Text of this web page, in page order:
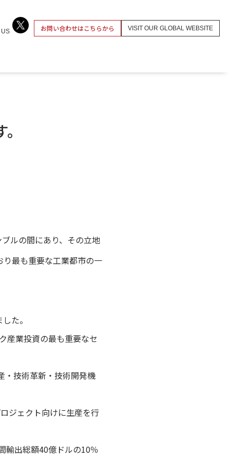
US お問い合わせはこちらから VISIT OUR GLOBAL WEBSITE
ルの間にあり、その立地
最も重要な工業都市の一
た。
産業投資の最も重要なセ
・技術革新・技術開発機
ジェクト向けに生産を行
輸出総額40億ドルの10％